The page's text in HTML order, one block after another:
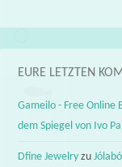
EURE LETZTEN
Gameilo - Free Online
dem Spiegel von Ivo
Dfine Jewelry zu